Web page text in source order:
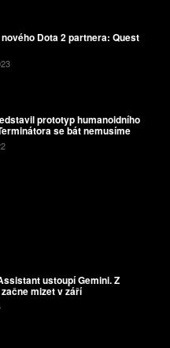
nového Dota 2 partnera: Quest
prototyp humanoidního
se bát nemusíme
ustoupí Gemini. Z
mizet v září